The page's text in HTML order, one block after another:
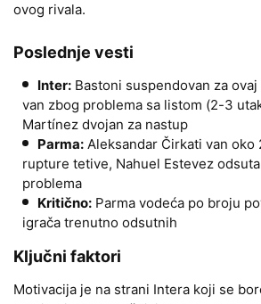
ovog rivala.
Poslednje vesti
Inter: Bastoni suspendovan za
van zbog problema sa listom (2-3
Martínez dvojan za nastup
Parma: Aleksandar Čirkati van oko
rupture tetive, Nahuel Estevez
problema
Kritično: Parma vodeća po broju
igrača trenutno odsutnih
Ključni faktori
Motivacija je na strani Intera koji se